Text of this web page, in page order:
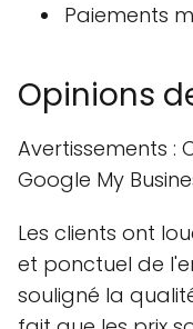
Paiements
Opinions
Avertissements :
Google My
Les clients ont
et ponctuel de
souligné la